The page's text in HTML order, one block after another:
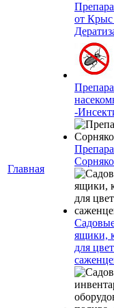
Главная
от
-
ящики,
для